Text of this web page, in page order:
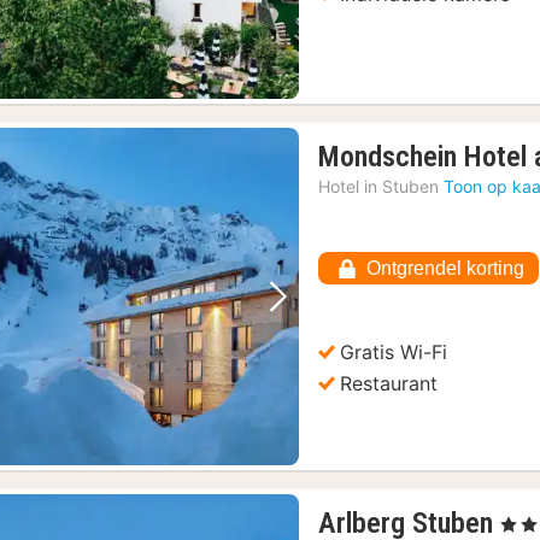
Vorige foto Volgende foto
Mondschein Hotel
Hotel in Stuben Toon op
Ontgrendel korting
Gratis Wi-Fi
Restaurant
Arlberg Stuben 1
, 3